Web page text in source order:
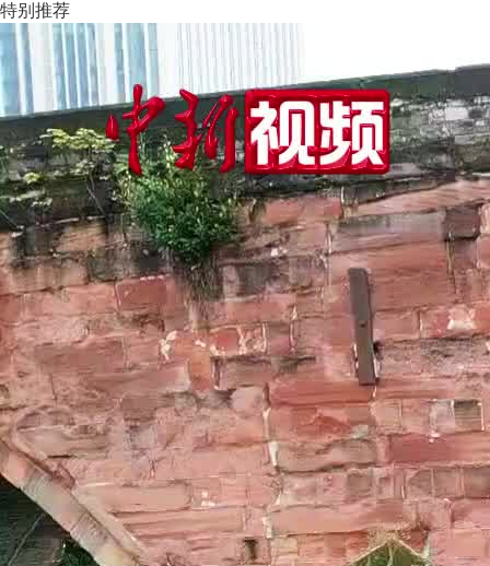
特别推荐